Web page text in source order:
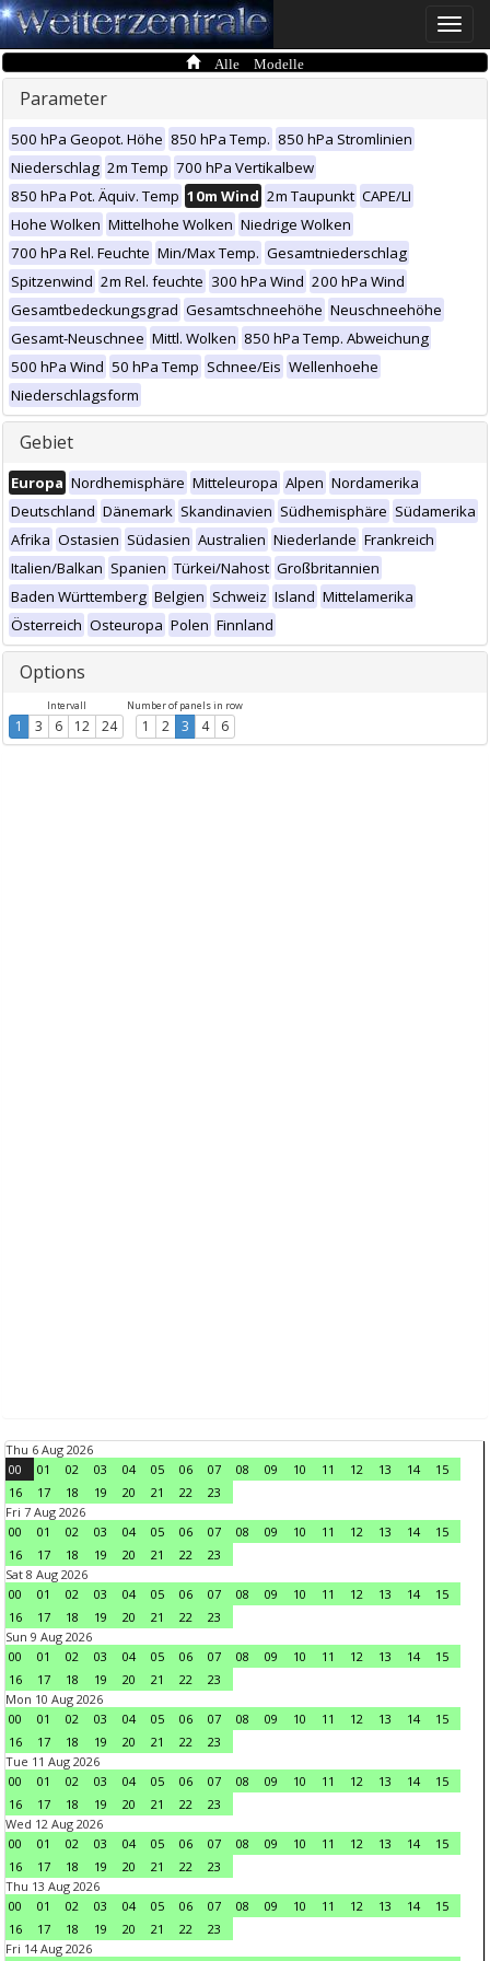
Toggle
Alle Modelle
Parameter
500 hPa Geopot. Höhe 850 hPa Temp. 850 hPa Stromlinien
Niederschlag 2m Temp 700 hPa Vertikalbew
850 hPa Pot. Äquiv. Temp 10m Wind 2m Taupunkt CAPE/LI
Hohe Wolken Mittelhohe Wolken Niedrige Wolken
700 hPa Rel. Feuchte Min/Max Temp. Gesamtniederschlag
Spitzenwind 2m Rel. feuchte 300 hPa Wind 200 hPa Wind
Gesamtbedeckungsgrad Gesamtschneehöhe Neuschneehöhe
Gesamt-Neuschnee Mittl. Wolken 850 hPa Temp. Abweichung
500 hPa Wind 50 hPa Temp Schnee/Eis Wellenhoehe
Niederschlagsform
Gebiet
Europa Nordhemisphäre Mitteleuropa Alpen Nordamerika
Deutschland Dänemark Skandinavien Südhemisphäre Südamerika
Afrika Ostasien Südasien Australien Niederlande Frankreich
Italien/Balkan Spanien Türkei/Nahost Großbritannien
Baden Württemberg Belgien Schweiz Island Mittelamerika
Österreich Osteuropa Polen Finnland
Options
Intervall
1 3 6 12 24
Number of panels in row
1 2 3 4 6
Thu 6 Aug 2026
00
01 02 03 04 05 06 07 08 09 10 11 12 13 14
15
16
17 18 19 20 21 22
23
Fri 7 Aug 2026
00
01 02 03 04 05 06 07 08 09 10 11 12 13 14
15
16
17 18 19 20 21 22
23
Sat 8 Aug 2026
00
01 02 03 04 05 06 07 08 09 10 11 12 13 14
15
16
17 18 19 20 21 22
23
Sun 9 Aug 2026
00
01 02 03 04 05 06 07 08 09 10 11 12 13 14
15
16
17 18 19 20 21 22
23
Mon 10 Aug 2026
00
01 02 03 04 05 06 07 08 09 10 11 12 13 14
15
16
17 18 19 20 21 22
23
Tue 11 Aug 2026
00
01 02 03 04 05 06 07 08 09 10 11 12 13 14
15
16
17 18 19 20 21 22
23
Wed 12 Aug 2026
00
01 02 03 04 05 06 07 08 09 10 11 12 13 14
15
16
17 18 19 20 21 22
23
Thu 13 Aug 2026
00
01 02 03 04 05 06 07 08 09 10 11 12 13 14
15
16
17 18 19 20 21 22
23
Fri 14 Aug 2026